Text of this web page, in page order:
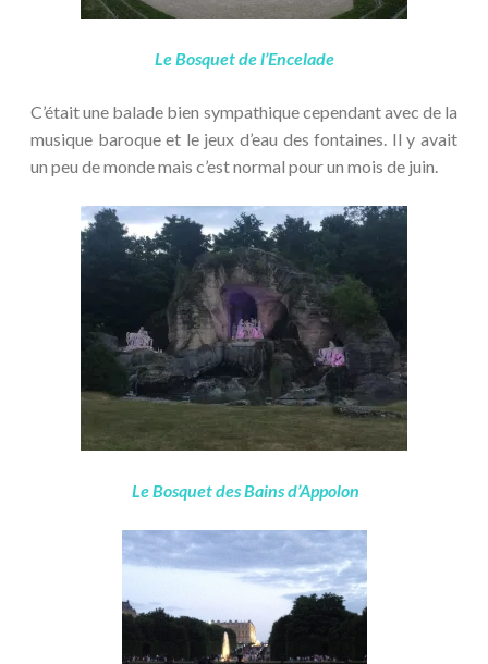
Le Bosquet de l’Encelade
C’était une balade bien sympathique cependant avec de la
musique baroque et le jeux d’eau des fontaines. Il y avait
un peu de monde mais c’est normal pour un mois de juin.
Le Bosquet des Bains d’Appolon